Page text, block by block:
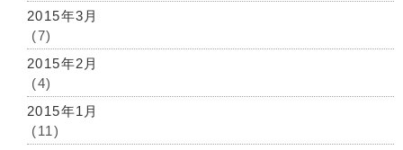
2015年3月
(7)
2015年2月
(4)
2015年1月
(11)